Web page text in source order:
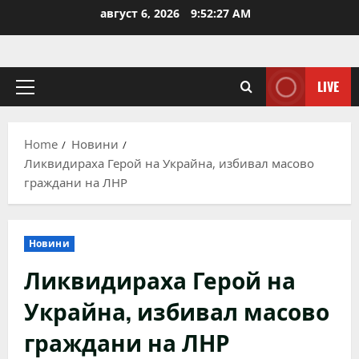
август 6, 2026 9:52:28 AM
Primary
LIVE
Home
Новини
Ликвидираха Герой на Украйна, избивал масово
граждани на ЛНР
Новини
Ликвидираха Герой на
Украйна, избивал масово
граждани на ЛНР